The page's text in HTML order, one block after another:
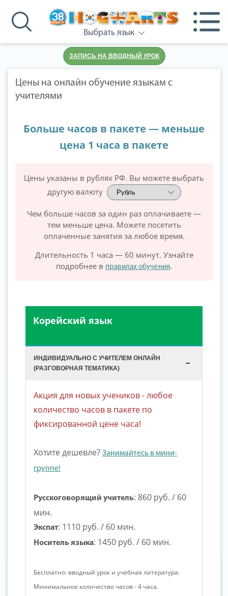
Выбрать язык
ЗАПИСЬ НА ВВОДНЫЙ УРОК
Цены на онлайн обучение языкам с
учителями
Больше часов в пакете — меньше
цена 1 часа в пакете
Цены указаны в рублях РФ. Вы можете выбрать
другую валюту
Чем больше часов за один раз оплачиваете —
тем меньше цена. Можете посетить
оплаченные занятия за любое время.
Длительность 1 часа — 60 минут. Узнайте
подробнее в правилах обучения.
Корейский язык
ИНДИВИДУАЛЬНО С УЧИТЕЛЕМ ОНЛАЙН
(РАЗГОВОРНАЯ ТЕМАТИКА)
Акция для новых учеников - любое
количество часов в пакете по
фиксированной цене часа!
Хотите дешевле? Занимайтесь в мини-
группе!
Русскоговорящий учитель: 860 руб. / 60
мин.
Экспат: 1110 руб. / 60 мин.
Носитель языка: 1450 руб. / 60 мин.
Бесплатно: вводный урок и учебная литература.
Минимальное количество часов - 4 часа.